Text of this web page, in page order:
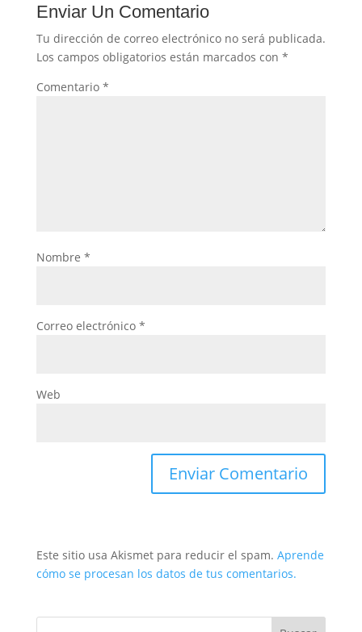
Enviar Un Comentario
Tu dirección de correo electrónico no será publicada.
Los campos obligatorios están marcados con *
Comentario *
Nombre *
Correo electrónico *
Web
Este sitio usa Akismet para reducir el spam. Aprende
cómo se procesan los datos de tus comentarios.